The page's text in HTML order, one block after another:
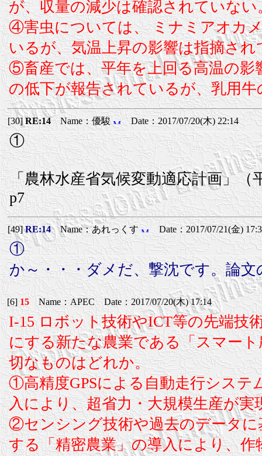
が、収量の減少は確認されていない
④害虫については、 ミナミアオカ
いるが、気温上昇の影響は指摘され
⑤畜産では、平年を上回る高温の影
の低下が報告されているが、乳用
[30]RE:14Name：優駿 Date：2017/07/20(木) 22:14
①
「農林水産省気候変動適応計画」（
p7
[49]RE:14Name：あれっくす Date：2017/07/21(金)
①
か～・・・ダメだ、撃沈です。論
[6]15 Name：APEC Date：2017/07/20(木) 17:14
I-15 ロボット技術やICT等の先端技
にする新たな農業である「スマー
切なものはどれか。
①高精度GPSによる自動走行シス
入により、超省力・大規模生産が実
②センシング技術や過去のデータに
する「精密農業」の導入により、